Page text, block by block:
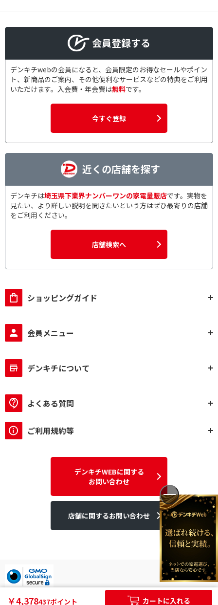
￥4,378437ポイント カートに入れる
会員登録する
デンキチwebの会員になると、会員限定のお得なセールやポイン
ト、新商品のご案内、その他便利なサービスなどの特典をご利用
いただけます。入会費・年会費は無料です。
今すぐ登録
近くの店舗を探す
デンキチは埼玉県下業界ナンバーワンの家電量販店です。実物を
見たい、より詳しい説明を聞きたいという方はぜひ最寄りの店舗
をご利用ください。
店舗検索へ
ショッピングガイド
会員メニュー
デンキチについて
よくある質問
ご利用規約等
デンキチWEBに関する
お問い合わせ
店舗に関するお問い合わせ
デンキチはGMOグローバルサイン発行のSSL電子証明書を使用して